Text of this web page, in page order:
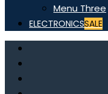
Menu Three
ELECTRONICSSALE